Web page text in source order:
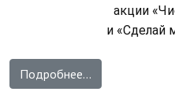
акции
и «Сделай
Подробнее...